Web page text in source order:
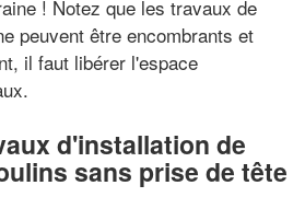
! Notez que les travaux de
peuvent être encombrants et
il faut libérer l'espace
d'installation de
sans prise de tête